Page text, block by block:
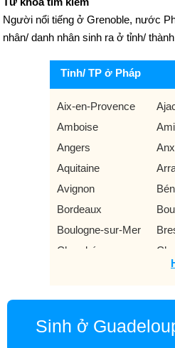
Người nổi tiếng ở Grenoble, nước
nhân/ danh nhân sinh ra ở tỉnh/
Tỉnh/ TP ở Pháp
Aix-en-Provence
Amboise
Angers
Aquitaine
Avignon
Bordeaux
Boulogne-sur-Mer
Chambéry
Laval
Le
Sinh ở